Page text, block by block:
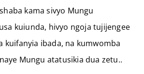
kama sivyo Mungu
kuiunda, hivyo ngoja tujijengee
kuifanyia ibada, na kumwomba
Mungu atatusikia dua zetu..